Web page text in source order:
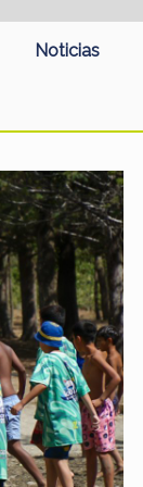
Noticias